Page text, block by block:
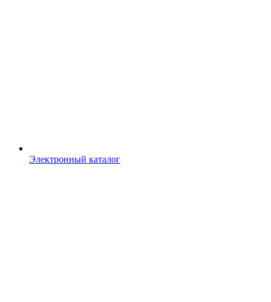
Электронный каталог